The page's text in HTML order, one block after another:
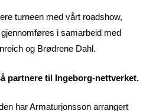
turneen med vårt roadshow,
i samarbeid med
og Brødrene Dahl.
partnere til Ingeborg-nettverket.
har Armaturjonsson arrangert